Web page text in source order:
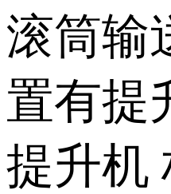
滚筒输
置有提
提升机